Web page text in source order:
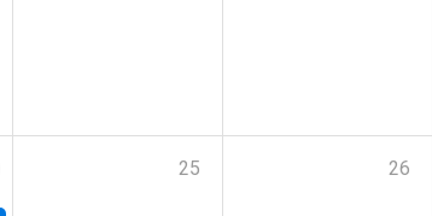
25 26